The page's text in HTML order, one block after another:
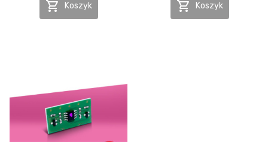
 Koszyk  Koszyk